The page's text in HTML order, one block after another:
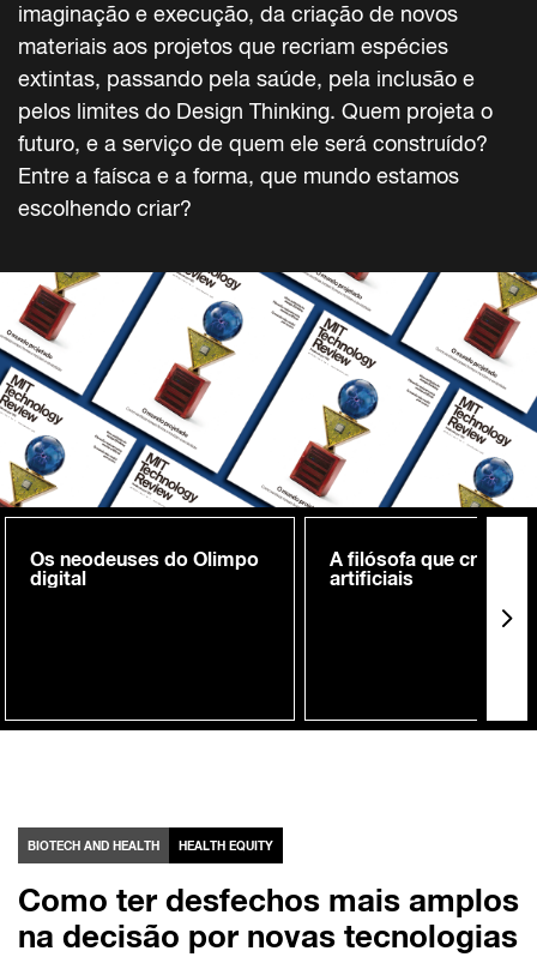
imaginação e execução, da criação de novos
materiais aos projetos que recriam espécies
extintas, passando pela saúde, pela inclusão e
pelos limites do Design Thinking. Quem projeta o
futuro, e a serviço de quem ele será construído?
Entre a faísca e a forma, que mundo estamos
escolhendo criar?
Os neodeuses do Olimpo
digital
A filósofa que cria
artificiais
BIOTECH AND HEALTH HEALTH EQUITY
Como ter desfechos mais amplos
na decisão por novas tecnologias